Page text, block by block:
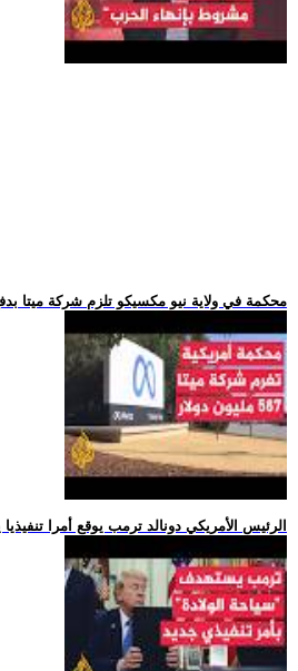
.. محكمة في ولاية نيو مكسيكو تلزم شركة ميتا بدفع 567 مليون
.. الرئيس الأمريكي دونالد ترمب يوقع أمرا